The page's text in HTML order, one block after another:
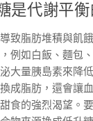
是代謝平
致脂肪堆積與飢
例如白飯、麵包
大量胰島素來降
成脂肪，還會讓
食的強烈渴望。